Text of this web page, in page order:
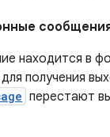
находится в
получения
перестают